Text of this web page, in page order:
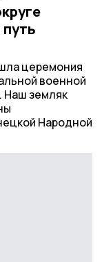
церемония
военной
Наш земляк
Народной